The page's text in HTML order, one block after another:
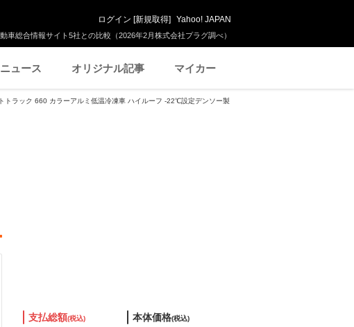
車総合情報サイト5社との比較（2026年2月株式会社プラグ調べ）
ログイン [新規取得] Yahoo! JAPAN
ニュース オリジナル記事 マイカー
トラック 660 カラーアルミ低温冷凍車 ハイルーフ -22℃設定デンソー製
支払総額(税込) 本体価格(税込)